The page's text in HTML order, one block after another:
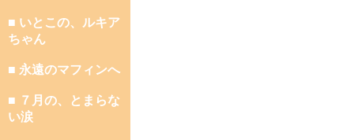
■ いとこの、ルキア
ちゃん
■ 永遠のマフィンへ
■ ７月の、とまらな
い涙